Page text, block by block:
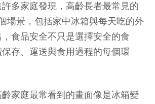
多家庭發現，高齡長者最常見的
場景，包括家中冰箱與每天吃的外
食品安全不只是選擇安全的食
存、運送與食用過程的每個環
家庭最常看到的畫面像是冰箱變